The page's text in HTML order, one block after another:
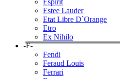
Estee Lauder
Etat Libre D`Orange
Etro
Ex Nihilo
-F-
Fendi
Feraud Louis
Ferrari